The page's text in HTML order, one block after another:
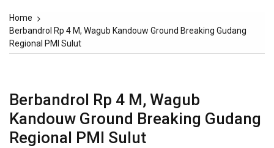
Home
Berbandrol Rp 4 M, Wagub Kandouw Ground Breaking Gudang
Regional PMI Sulut
Berbandrol Rp 4 M, Wagub
Kandouw Ground Breaking Gudang
Regional PMI Sulut